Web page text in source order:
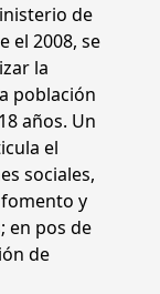
de
el 2008, se
la
población
años. Un
el
sociales,
y
en pos de
de